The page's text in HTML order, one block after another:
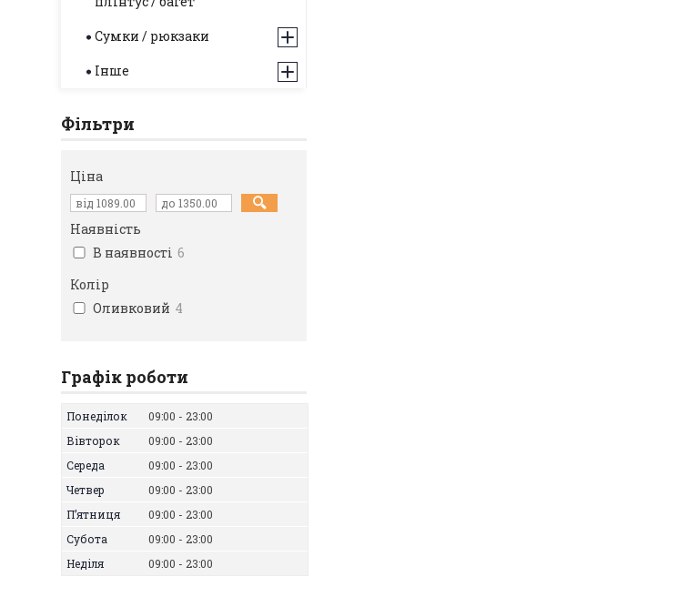
Сумки / рюкзаки
Інше
Фільтри
Ціна
Наявність
В наявності 6
Колір
Оливковий 4
Графік роботи
Понеділок 09:00
23:00
Вівторок
09:00
23:00
Середа
09:00
23:00
Четвер
09:00
23:00
Пʼятниця
09:00
23:00
Субота
09:00
23:00
Неділя
09:00 23:00